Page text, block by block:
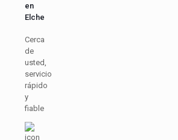
en
Elche
Cerca
de
usted,
servicio
rápido
y
fiable